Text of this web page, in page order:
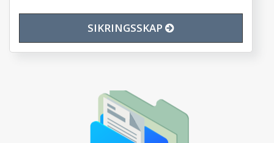
SIKRINGSSKAP